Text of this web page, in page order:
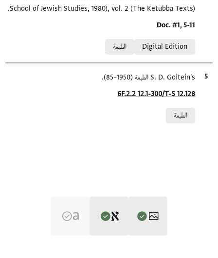
School of Jewish Studies, 1980), vol. 2 (The Ketubba Texts).
Location in source
Doc. #1, 5-11
Digital Edition
الطبعة
الاقتباس المرجعي
S. D. Goitein's الطبعة (1950–85).
Location in source
6F.2.2 12.1-300/T-S 12.128
الطبعة